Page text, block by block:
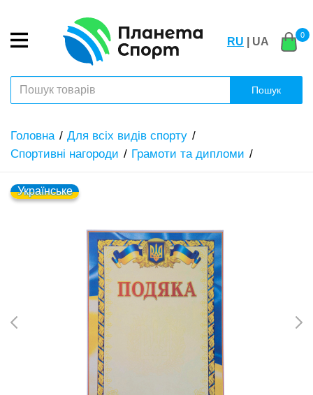
RU | UA
0
Пошук
Головна
Для всіх видів спорту
Спортивні нагороди
Грамоти та дипломи
Українське